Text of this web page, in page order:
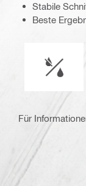
Stabile
Beste
Für